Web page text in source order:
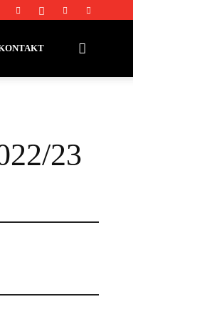
23